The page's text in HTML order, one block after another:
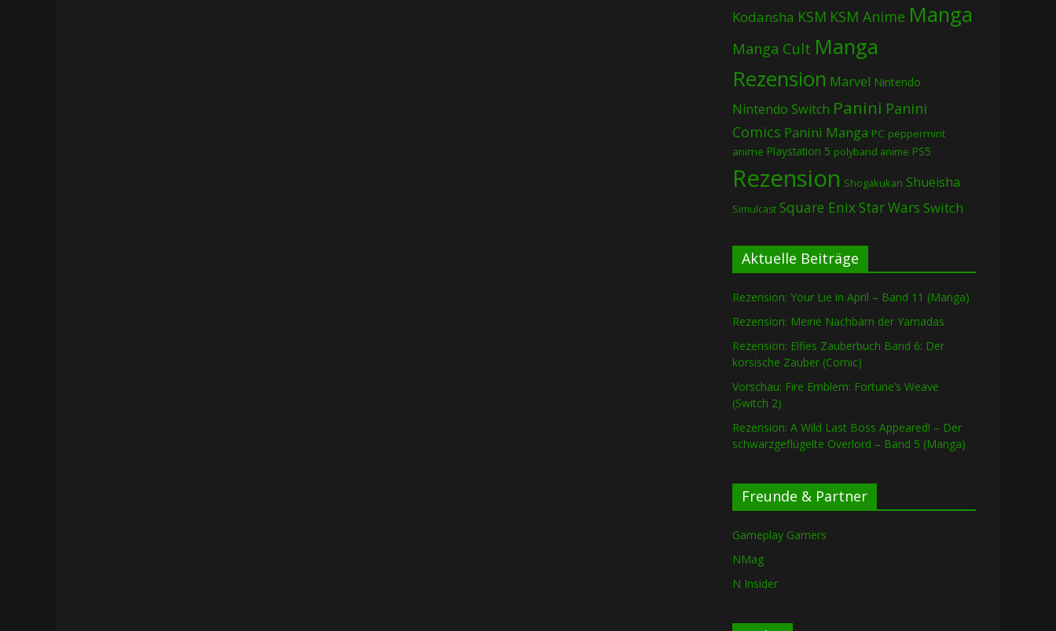
Kodansha KSM KSM Anime Manga
Manga Cult Manga
Rezension Marvel Nintendo
Nintendo Switch Panini Panini
Comics Panini Manga PC peppermint
anime Playstation 5 polyband anime PS5
Rezension Shogakukan Shueisha
Simulcast Square EnixStar Wars Switch
Aktuelle Beiträge
Rezension: Your Lie in April – Band 11 (Manga)
Rezension: Meine Nachbarn der Yamadas
Rezension: Elfies Zauberbuch Band 6: Der
korsische Zauber (Comic)
Vorschau: Fire Emblem: Fortune’s Weave
(Switch 2)
Rezension: A Wild Last Boss Appeared! – Der
schwarzgeflügelte Overlord – Band 5 (Manga)
Freunde & Partner
Gameplay Gamers
NMag
N Insider